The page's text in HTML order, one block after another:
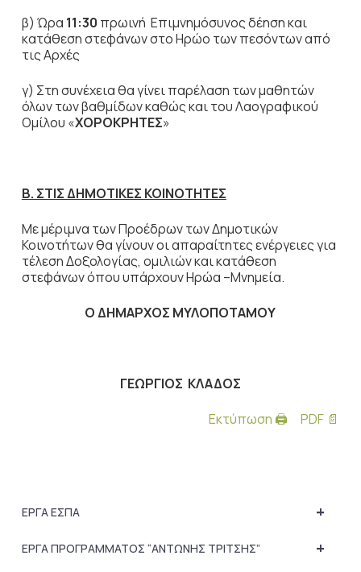
β) Ώρα 11:30 πρωινή Επιμνημόσυνος δέηση και
κατάθεση στεφάνων στο Ηρώο των πεσόντων από
τις Αρχές
γ) Στη συνέχεια θα γίνει παρέλαση των μαθητών
όλων των βαθμίδων καθώς και του Λαογραφικού
Ομίλου «ΧΟΡΟΚΡΗΤΕΣ»
Β. ΣΤΙΣ ΔΗΜΟΤΙΚΕΣ ΚΟΙΝΟΤΗΤΕΣ
Με μέριμνα των Προέδρων των Δημοτικών
Κοινοτήτων θα γίνουν οι απαραίτητες ενέργειες για
τέλεση Δοξολογίας, ομιλιών και κατάθεση
στεφάνων όπου υπάρχουν Ηρώα –Μνημεία.
Ο ΔΗΜΑΡΧΟΣ ΜΥΛΟΠΟΤΑΜΟΥ
ΓΕΩΡΓΙΟΣ ΚΛΑΔΟΣ
Εκτύπωση 🖨
PDF 📄
+
ΕΡΓΑ ΕΣΠΑ
+
ΕΡΓΑ ΠΡΟΓΡΑΜΜΑΤΟΣ “ΑΝΤΩΝΗΣ ΤΡΙΤΣΗΣ”